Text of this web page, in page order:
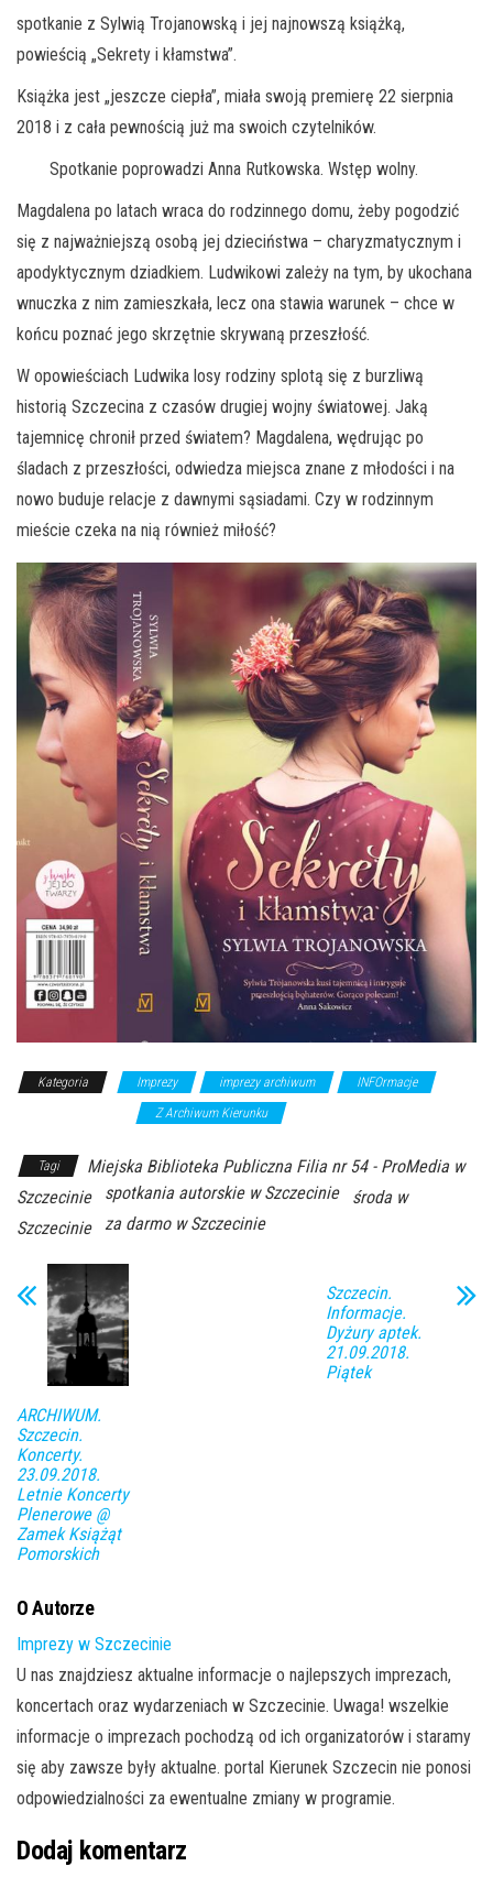
spotkanie z Sylwią Trojanowską i jej najnowszą książką,
powieścią „Sekrety i kłamstwa”.
Książka jest „jeszcze ciepła”, miała swoją premierę 22 sierpnia
2018 i z cała pewnością już ma swoich czytelników.
Spotkanie poprowadzi Anna Rutkowska. Wstęp wolny.
Magdalena po latach wraca do rodzinnego domu, żeby pogodzić
się z najważniejszą osobą jej dzieciństwa – charyzmatycznym i
apodyktycznym dziadkiem. Ludwikowi zależy na tym, by ukochana
wnuczka z nim zamieszkała, lecz ona stawia warunek – chce w
końcu poznać jego skrzętnie skrywaną przeszłość.
W opowieściach Ludwika losy rodziny splotą się z burzliwą
historią Szczecina z czasów drugiej wojny światowej. Jaką
tajemnicę chronił przed światem? Magdalena, wędrując po
śladach z przeszłości, odwiedza miejsca znane z młodości i na
nowo buduje relacje z dawnymi sąsiadami. Czy w rodzinnym
mieście czeka na nią również miłość?
Kategoria Imprezy imprezy archiwum
INFOrmacje
Z Archiwum Kierunku
Tagi
Miejska Biblioteka Publiczna Filia nr 54 - ProMedia w
Szczecinie
spotkania autorskie w Szczecinie
środa w
Szczecinie
za darmo w Szczecinie
ARCHIWUM.
Szczecin.
Koncerty.
23.09.2018.
Letnie Koncerty
Plenerowe @
Zamek Książąt
Pomorskich
Szczecin.
Informacje.
Dyżury aptek.
21.09.2018.
Piątek
O Autorze
Imprezy w Szczecinie
U nas znajdziesz aktualne informacje o najlepszych imprezach,
koncertach oraz wydarzeniach w Szczecinie. Uwaga! wszelkie
informacje o imprezach pochodzą od ich organizatorów i staramy
się aby zawsze były aktualne. portal Kierunek Szczecin nie ponosi
odpowiedzialności za ewentualne zmiany w programie.
Dodaj komentarz